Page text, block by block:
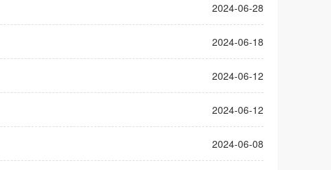
2024-06-28
2024-06-18
2024-06-12
2024-06-12
2024-06-08